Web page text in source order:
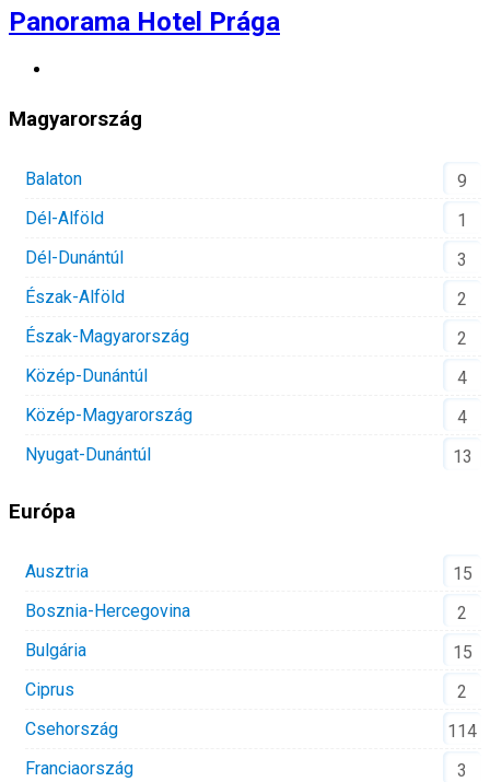
Panorama Hotel Prága
Magyarország
Balaton
9
Dél-Alföld
1
Dél-Dunántúl
3
Észak-Alföld
2
Észak-Magyarország
2
Közép-Dunántúl
4
Közép-Magyarország
4
Nyugat-Dunántúl
13
Európa
Ausztria
15
Bosznia-Hercegovina
2
Bulgária
15
Ciprus
2
Csehország
114
Franciaország
3